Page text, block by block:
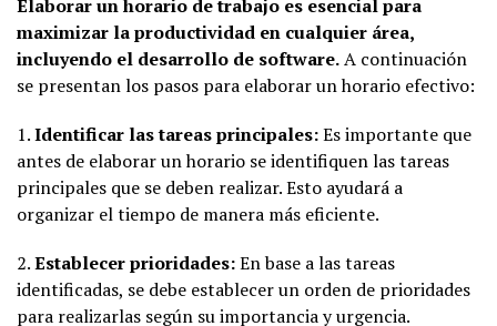
Elaborar un horario de trabajo es esencial para
maximizar la productividad en cualquier área,
incluyendo el desarrollo de software.A continuación
se presentan los pasos para elaborar un horario efectivo:
1.Identificar las tareas principales:Es importante que
antes de elaborar un horario se identifiquen las tareas
principales que se deben realizar. Esto ayudará a
organizar el tiempo de manera más eficiente.
2.Establecer prioridades:En base a las tareas
identificadas, se debe establecer un orden de prioridades
para realizarlas según su importancia y urgencia.